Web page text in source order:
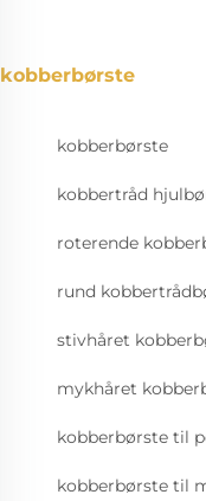
kobberbørste
kobberbørste
kobbertråd
roterende
rund
stivhåret
mykhåret
kobberbørste til
kobberbørste til